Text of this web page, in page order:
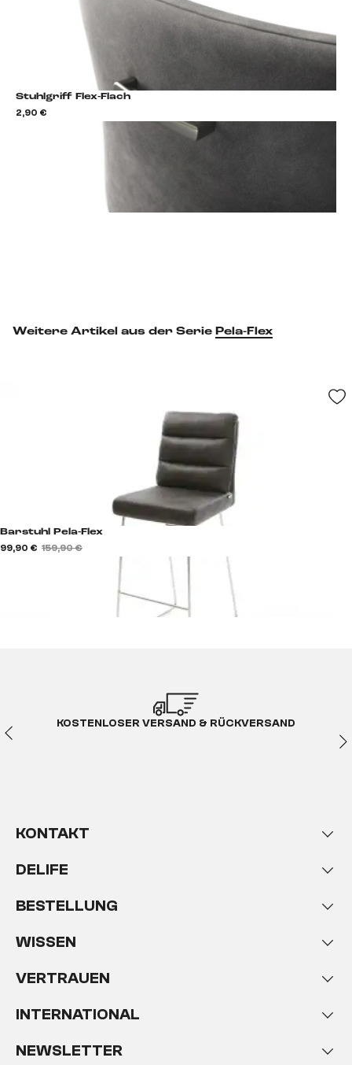
Stuhlgriff Flex-Flach
2,90 €
Stuhlgriff hinzufügen
Weitere Artikel aus der Serie Pela-Flex
Barstuhl Pela-Flex
99,90 € 159,90 €
KOSTENLOSER VERSAND & RÜCKVERSAND
KONTAKT
DELIFE
BESTELLUNG
WISSEN
VERTRAUEN
INTERNATIONAL
NEWSLETTER